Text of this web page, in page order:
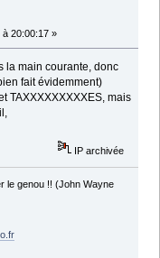
à 20:00:17 »
la main courante, donc
fait évidemment)
TAXXXXXXXXXES, mais
IP archivée
le genou !! (John Wayne